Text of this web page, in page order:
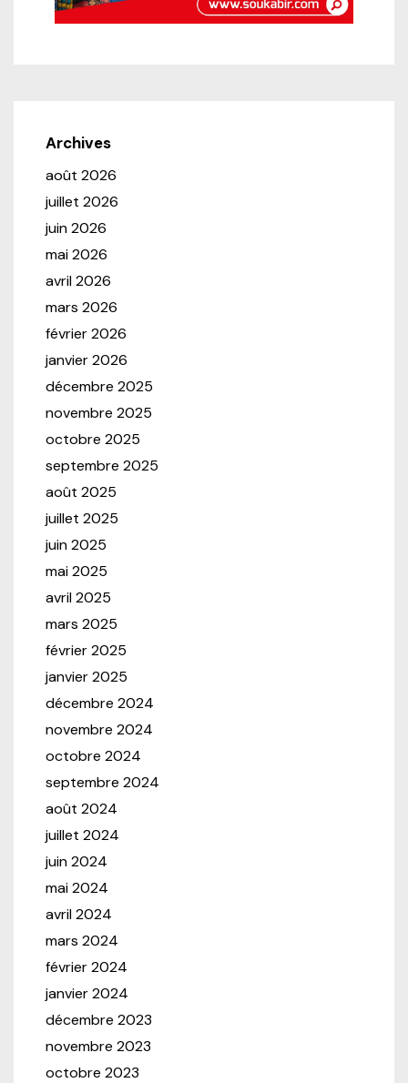
Archives
août 2026
juillet 2026
juin 2026
mai 2026
avril 2026
mars 2026
février 2026
janvier 2026
décembre 2025
novembre 2025
octobre 2025
septembre 2025
août 2025
juillet 2025
juin 2025
mai 2025
avril 2025
mars 2025
février 2025
janvier 2025
décembre 2024
novembre 2024
octobre 2024
septembre 2024
août 2024
juillet 2024
juin 2024
mai 2024
avril 2024
mars 2024
février 2024
janvier 2024
décembre 2023
novembre 2023
octobre 2023